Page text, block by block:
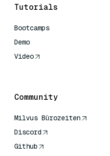
Tutorials
Bootcamps
Demo
Video
Community
Milvus Bürozeiten
Discord
Github